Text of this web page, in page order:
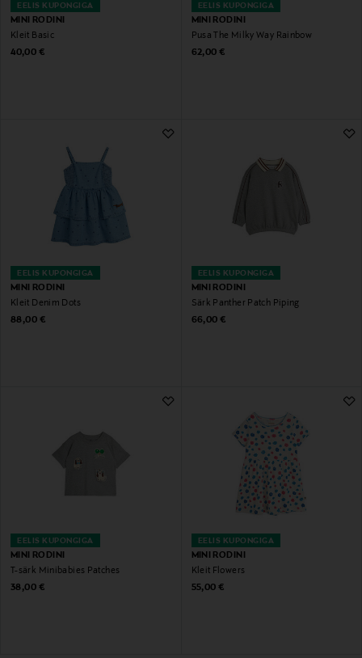
EELIS KUPONGIGA
MINI RODINI
Kleit Basic
Original Price
40,00 €
EELIS KUPONGIGA
MINI RODINI
Pusa The Milky Way Rainbow
Original Price
62,00 €
EELIS KUPONGIGA
MINI RODINI
Kleit Denim Dots
Original Price
88,00 €
EELIS KUPONGIGA
MINI RODINI
Särk Panther Patch Piping
Original Price
66,00 €
EELIS KUPONGIGA
MINI RODINI
T-särk Minibabies Patches
Original Price
38,00 €
EELIS KUPONGIGA
MINI RODINI
Kleit Flowers
Original Price
55,00 €